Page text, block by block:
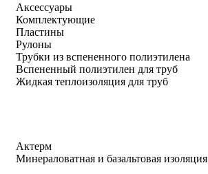
Аксессуары
Комплектующие
Пластины
Рулоны
Трубки из вспененного полиэтилена
Вспененный полиэтилен для труб
Жидкая теплоизоляция для труб
Актерм
Минераловатная и базальтовая изоляция